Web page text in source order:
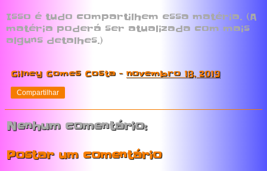
Isso é tudo compartilhem essa matéria. (A
matéria poderá ser atualizada com mais
alguns detalhes.)
Gilney Gomes Costa - novembro 18, 2019
Compartilhar
Nenhum comentário:
Postar um comentário